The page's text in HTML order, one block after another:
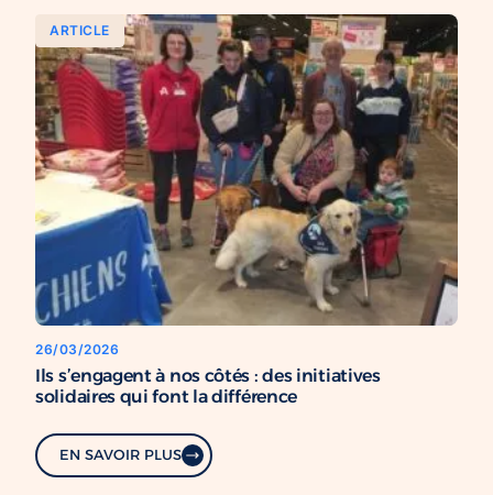
ARTICLE
26/03/2026
Ils s’engagent à nos côtés : des initiatives
solidaires qui font la différence
EN SAVOIR PLUS